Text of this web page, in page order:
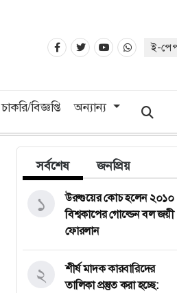
ই-
চাকরি/বিজ্ঞপ্তি অন্যান্য
সর্বশেষ জনপ্রিয়
উরুগুয়ের কোচ হলেন ২০১০
বিশ্বকাপের গোল্ডেন বল জয়ী
ফোরলান
১
শীর্ষ মাদক কারবারিদের
তালিকা প্রস্তুত করা হচ্ছে:
২